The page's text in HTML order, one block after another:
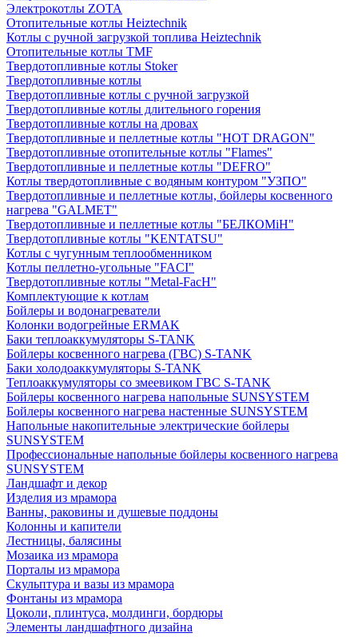
Электрокотлы ZOTA
Отопительные котлы Heiztechnik
Котлы с ручной загрузкой топлива Heiztechnik
Отопительные котлы TMF
Твердотопливные котлы Stoker
Твердотопливные котлы
Твердотопливные котлы с ручной загрузкой
Твердотопливные котлы длительного горения
Твердотопливные котлы на дровах
Твердотопливные и пеллетные котлы "HOT DRAGON"
Твердотопливные отопительные котлы "Flames"
Твердотопливные и пеллетные котлы "DEFRO"
Котлы твердотопливные с водяным контуром "УЗПО"
Твердотопливные и пеллетные котлы, бойлеры косвенного
нагрева "GALMET"
Твердотопливные и пеллетные котлы "БЕЛКОМiН"
Твердотопливные котлы "KENTATSU"
Котлы с чугунным теплообменником
Котлы пеллетно-угольные "FACI"
Твердотопливные котлы "Metal-FacH"
Комплектующие к котлам
Бойлеры и водонагреватели
Колонки водогрейные ERMAK
Баки теплоаккумуляторы S-TANK
Бойлеры косвенного нагрева (ГВС) S-TANK
Баки холодоаккумуляторы S-TANK
Теплоаккумуляторы со змеевиком ГВС S-TANK
Бойлеры косвенного нагрева напольные SUNSYSTEM
Бойлеры косвенного нагрева настенные SUNSYSTEM
Напольные накопительные электрические бойлеры
SUNSYSTEM
Профессиональные напольные бойлеры косвенного нагрева
SUNSYSTEM
Ландшафт и декор
Изделия из мрамора
Ванны, раковины и душевые поддоны
Колонны и капители
Лестницы, балясины
Мозаика из мрамора
Порталы из мрамора
Скульптура и вазы из мрамора
Фонтаны из мрамора
Цоколи, плинтуса, молдинги, бордюры
Элементы ландшафтного дизайна